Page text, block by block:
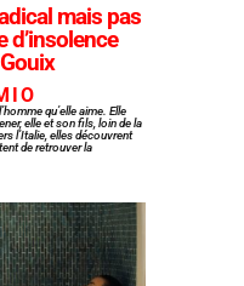
mais pas
qu’elle aime. Elle
elle et son fils, loin de la
l’Italie, elles découvrent
de retrouver la